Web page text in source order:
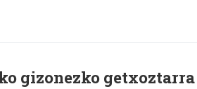
gizonezko